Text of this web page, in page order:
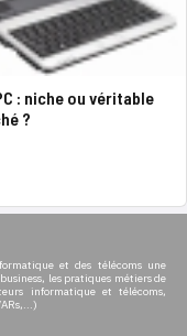
: niche ou véritable
?
et des télécoms une
les pratiques métiers de
informatique et télécoms,